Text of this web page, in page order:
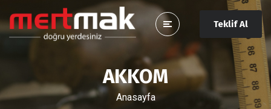
Teklif Al
AKKOM
Anasayfa